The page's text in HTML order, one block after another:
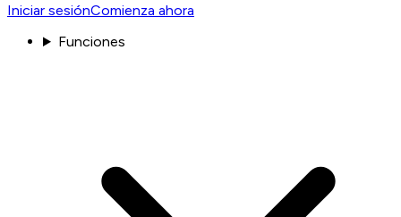
Iniciar sesiónComienza ahora
Funciones